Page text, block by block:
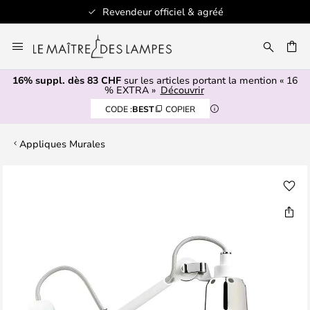
Revendeur officiel & agréé
au
contenu
16% suppl. dès 83 CHF sur les articles portant la mention « 16
% EXTRA » Découvrir
CODE :BEST COPIER
Appliques Murales
gallery